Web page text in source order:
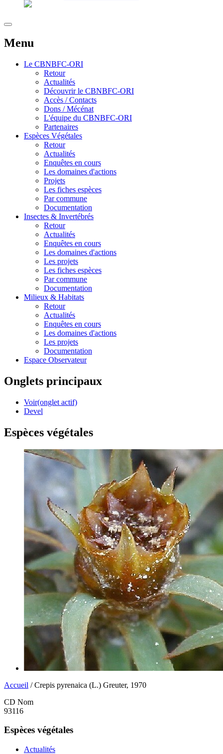
Menu
Le CBNBFC-ORI
Retour
Actualités
Découvrir le CBNBFC-ORI
Accès / Contacts
Dons / Mécénat
L'équipe du CBNBFC-ORI
Partenaires
Espèces Végétales
Retour
Actualités
Enquêtes en cours
Les domaines d'actions
Projets
Les fiches espèces
Par commune
Documentation
Insectes & Invertébrés
Retour
Actualités
Enquêtes en cours
Les domaines d'actions
Les projets
Les fiches espèces
Par commune
Documentation
Milieux & Habitats
Retour
Actualités
Enquêtes en cours
Les domaines d'actions
Les projets
Documentation
Espace Observateur
Onglets principaux
Voir(onglet actif)
Devel
Espèces végétales
Accueil / Crepis pyrenaica (L.) Greuter, 1970
CD Nom
93116
Espèces végétales
Actualités